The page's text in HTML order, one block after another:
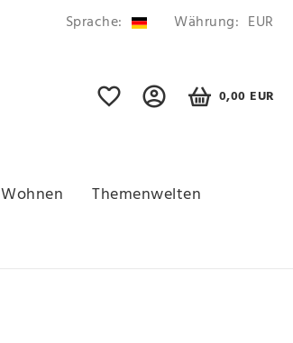
Sprache: Währung: EUR
0,00 EUR
Wohnen
Themenwelten